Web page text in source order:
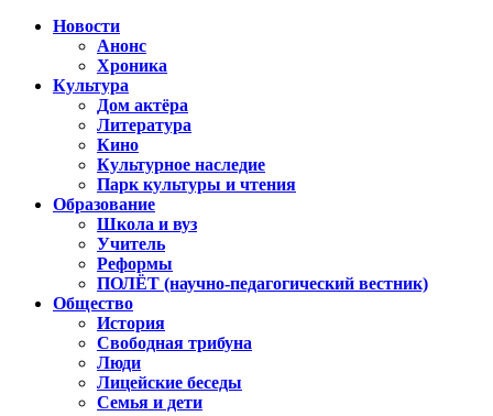
Новости
Анонс
Хроника
Культура
Дом актёра
Литература
Кино
Культурное наследие
Парк культуры и чтения
Образование
Школа и вуз
Учитель
Реформы
ПОЛЁТ (научно-педагогический вестник)
Общество
История
Свободная трибуна
Люди
Лицейские беседы
Семья и дети